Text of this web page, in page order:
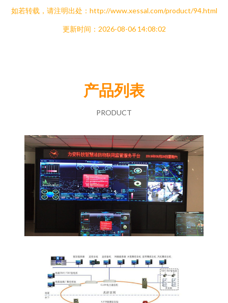
如若转载，请注明出处：http://www.xessal.com/product/94.html
更新时间：2026-08-06 14:08:02
产品列表
PRODUCT